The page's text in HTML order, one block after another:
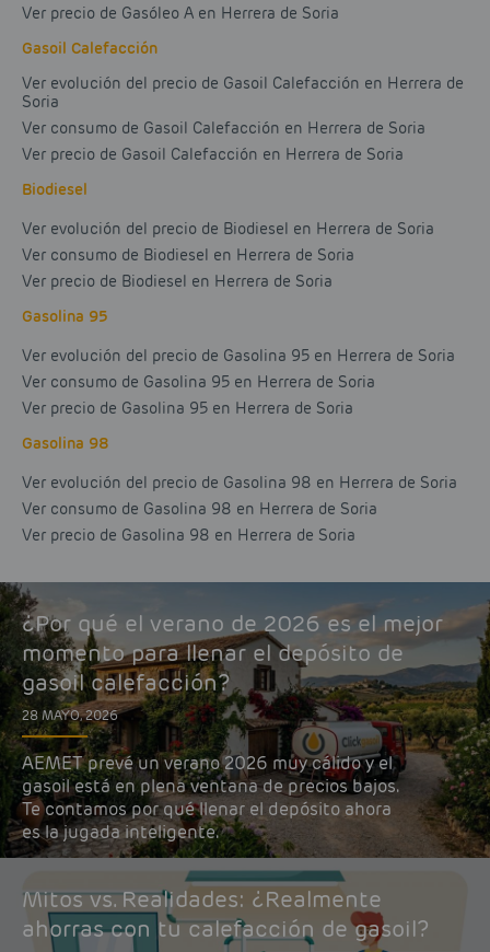
Ver precio de Gasóleo A en Herrera de Soria
Gasoil Calefacción
Ver evolución del precio de Gasoil Calefacción en Herrera de
Soria
Ver consumo de Gasoil Calefacción en Herrera de Soria
Ver precio de Gasoil Calefacción en Herrera de Soria
Biodiesel
Ver evolución del precio de Biodiesel en Herrera de Soria
Ver consumo de Biodiesel en Herrera de Soria
Ver precio de Biodiesel en Herrera de Soria
Gasolina 95
Ver evolución del precio de Gasolina 95 en Herrera de Soria
Ver consumo de Gasolina 95 en Herrera de Soria
Ver precio de Gasolina 95 en Herrera de Soria
Gasolina 98
Ver evolución del precio de Gasolina 98 en Herrera de Soria
Ver consumo de Gasolina 98 en Herrera de Soria
Ver precio de Gasolina 98 en Herrera de Soria
¿Por qué el verano de 2026 es el mejor
momento para llenar el depósito de
gasoil calefacción?
28 MAYO, 2026
AEMET prevé un verano 2026 muy cálido y el
gasoil está en plena ventana de precios bajos.
Te contamos por qué llenar el depósito ahora
es la jugada inteligente.
Mitos vs. Realidades: ¿Realmente
ahorras con tu calefacción de gasoil?